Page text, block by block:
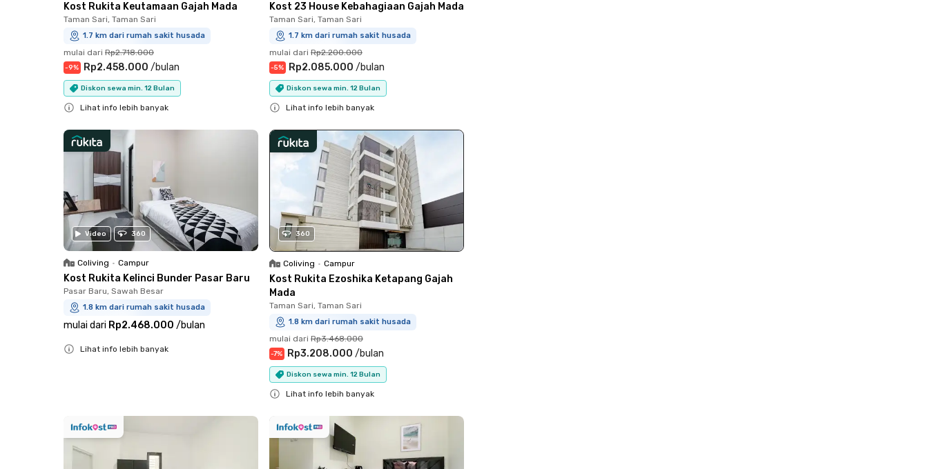
Kost Rukita Keutamaan Gajah Mada
Taman Sari, Taman Sari
1.7 km dari rumah sakit husada
mulai dari Rp2.718.000
-9% Rp2.458.000 /bulan
Diskon sewa min. 12 Bulan
Lihat info lebih banyak
Kost 23 House Kebahagiaan Gajah Mada
Taman Sari, Taman Sari
1.7 km dari rumah sakit husada
mulai dari Rp2.200.000
-5% Rp2.085.000 /bulan
Diskon sewa min. 12 Bulan
Lihat info lebih banyak
Video 360
Coliving • Campur
Kost Rukita Kelinci Bunder Pasar Baru
Pasar Baru, Sawah Besar
1.8 km dari rumah sakit husada
mulai dari Rp2.468.000 /bulan
Lihat info lebih banyak
360
Coliving • Campur
Kost Rukita Ezoshika Ketapang Gajah
Mada
Taman Sari, Taman Sari
1.8 km dari rumah sakit husada
mulai dari Rp3.468.000
-7% Rp3.208.000 /bulan
Diskon sewa min. 12 Bulan
Lihat info lebih banyak